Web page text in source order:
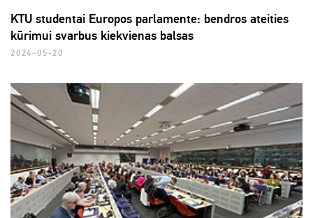
KTU studentai Europos parlamente: bendros ateities
kūrimui svarbus kiekvienas balsas
2024-05-20